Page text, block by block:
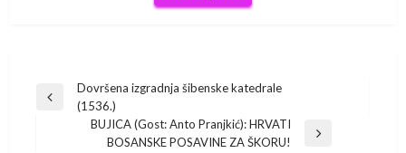
Navigacija
objava
Previous
Dovršena izgradnja šibenske katedrale
(1536.)
BUJICA (Gost: Anto Pranjkić): HRVATI
BOSANSKE POSAVINE ZA ŠKORU!